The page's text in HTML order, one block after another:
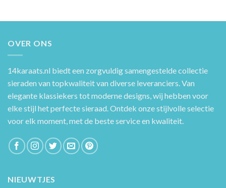
OVER ONS
14karaats.nl biedt een zorgvuldig samengestelde collectie
sieraden van topkwaliteit van diverse leveranciers. Van
elegante klassiekers tot moderne designs, wij hebben voor
elke stijl het perfecte sieraad. Ontdek onze stijlvolle selectie
voor elk moment, met de beste service en kwaliteit.
NIEUWTJES